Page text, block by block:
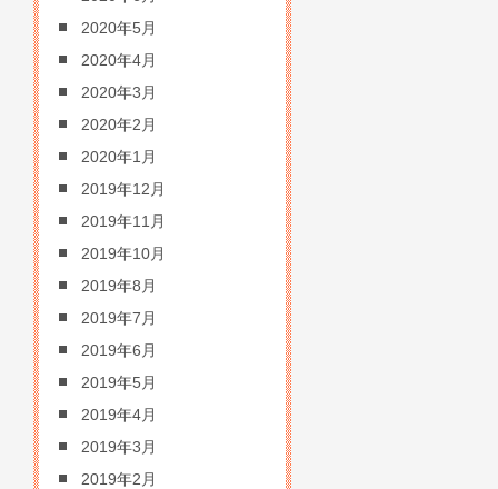
2020年5月
2020年4月
2020年3月
2020年2月
2020年1月
2019年12月
2019年11月
2019年10月
2019年8月
2019年7月
2019年6月
2019年5月
2019年4月
2019年3月
2019年2月